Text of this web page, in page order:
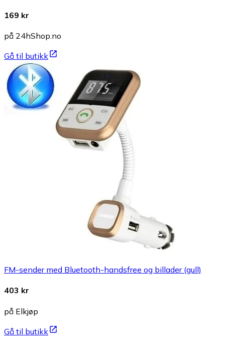
169 kr
på 24hShop.no
Gå til butikk
FM-sender med Bluetooth-handsfree og billader (gull)
403 kr
på Elkjøp
Gå til butikk